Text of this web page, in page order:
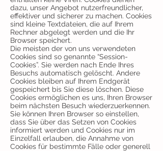
dazu, unser Angebot nutzerfreundlicher,
effektiver und sicherer zu machen. Cookies
sind kleine Textdateien, die auf Ihrem
Rechner abgelegt werden und die Ihr
Browser speichert.
Die meisten der von uns verwendeten
Cookies sind so genannte “Session-
Cookies”. Sie werden nach Ende Ihres
Besuchs automatisch gelöscht. Andere
Cookies bleiben auf Ihrem Endgerät
gespeichert bis Sie diese löschen. Diese
Cookies ermöglichen es uns, Ihren Browser
beim nächsten Besuch wiederzuerkennen.
Sie können Ihren Browser so einstellen,
dass Sie über das Setzen von Cookies
informiert werden und Cookies nur im
Einzelfall erlauben, die Annahme von
Cookies für bestimmte Fälle oder generell